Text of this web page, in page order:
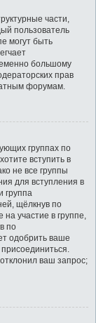
части,
пользователь
могут быть
большому
прав
форумам.
группах по
вступить в
не все группы
для вступления в
группа
щёлкнув по
участие в группе,
по
одобрить ваше
ваш запрос;